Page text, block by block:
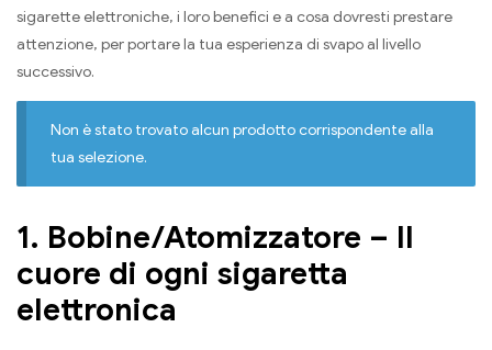
sigarette elettroniche, i loro benefici e a cosa dovresti prestare
attenzione, per portare la tua esperienza di svapo al livello
successivo.
Non è stato trovato alcun prodotto corrispondente alla
tua selezione.
1. Bobine/Atomizzatore – Il
cuore di ogni sigaretta
elettronica